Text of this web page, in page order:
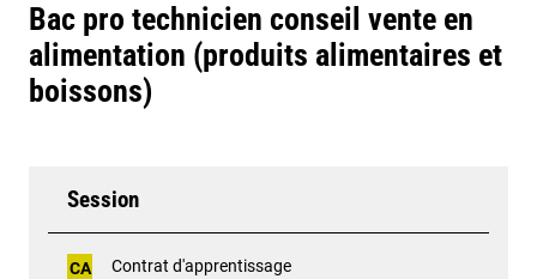
Bac pro technicien conseil vente en
alimentation (produits alimentaires et
boissons)
Session
CA Contrat d'apprentissage